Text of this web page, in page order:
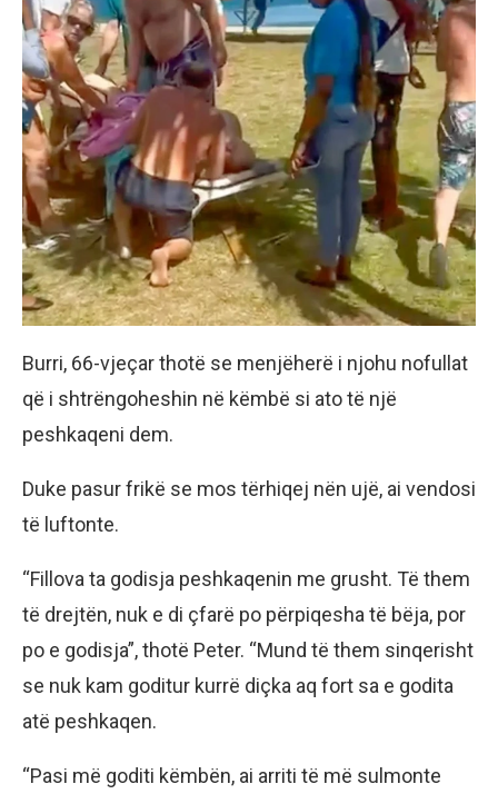
Burri, 66-vjeçar thotë se menjëherë i njohu nofullat
që i shtrëngoheshin në këmbë si ato të një
peshkaqeni dem.
Duke pasur frikë se mos tërhiqej nën ujë, ai vendosi
të luftonte.
“Fillova ta godisja peshkaqenin me grusht. Të them
të drejtën, nuk e di çfarë po përpiqesha të bëja, por
po e godisja”, thotë Peter. “Mund të them sinqerisht
se nuk kam goditur kurrë diçka aq fort sa e godita
atë peshkaqen.
“Pasi më goditi këmbën, ai arriti të më sulmonte